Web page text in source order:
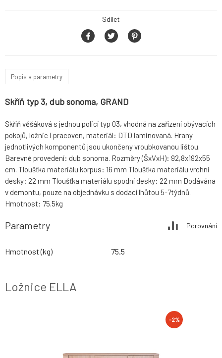
Sdílet
Popis a parametry
Skříň typ 3, dub sonoma, GRAND
Skříň věšáková s jednou policí typ 03, vhodná na zařízení obývacích
pokojů, ložnic i pracoven, materiál: DTD laminovaná. Hrany
jednotlivých komponentů jsou ukončeny vroubkovanou lištou.
Barevné provedení: dub sonoma. Rozměry (ŠxVxH): 92,8x192x55
cm. Tloušťka materiálu korpus: 16 mm Tloušťka materiálu vrchní
desky: 22 mm Tloušťka materiálu spodní desky: 22 mm Dodávána
v demontu, pouze na objednávku s dodací lhůtou 5-7týdnů.
Hmotnost: 75.5kg
Parametry Porovnání
Hmotnost (kg) 75.5
Ložnice ELLA
-2%